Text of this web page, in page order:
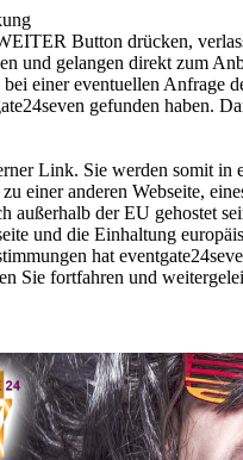
Button drücken,
und gelangen direkt zum
einer eventuellen Anfrage
gefunden haben.
Link. Sie werden somit in
einer anderen Webseite,
außerhalb der EU gehostet
und die Einhaltung
hat
Sie fortfahren und